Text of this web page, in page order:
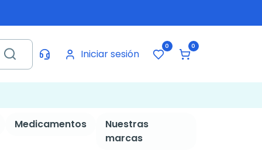
Iniciar sesión
0 0
Medicamentos
Nuestras
marcas